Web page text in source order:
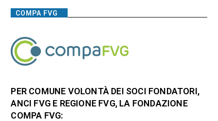
COMPA FVG
PER COMUNE VOLONTÀ DEI SOCI FONDATORI,
ANCI FVG E REGIONE FVG, LA FONDAZIONE
COMPA FVG: